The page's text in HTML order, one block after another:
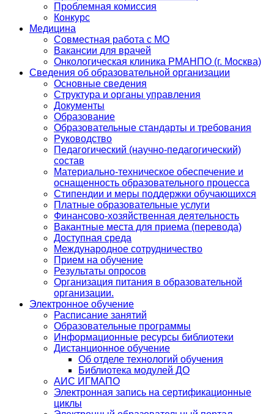
Проблемная комиссия
Конкурс
Медицина
Совместная работа с МО
Вакансии для врачей
Онкологическая клиника РМАНПО (г. Москва)
Сведения об образовательной организации
Основные сведения
Структура и органы управления
Документы
Образование
Образовательные стандарты и требования
Руководство
Педагогический (научно-педагогический)
состав
Материально-техническое обеспечение и
оснащенность образовательного процесса
Стипендии и меры поддержки обучающихся
Платные образовательные услуги
Финансово-хозяйственная деятельность
Вакантные места для приема (перевода)
Доступная среда
Международное сотрудничество
Прием на обучение
Результаты опросов
Организация питания в образовательной
организации.
Электронное обучение
Расписание занятий
Образовательные программы
Информационные ресурсы библиотеки
Дистанционное обучение
Об отделе технологий обучения
Библиотека модулей ДО
АИС ИГМАПО
Электронная запись на сертификационные
циклы